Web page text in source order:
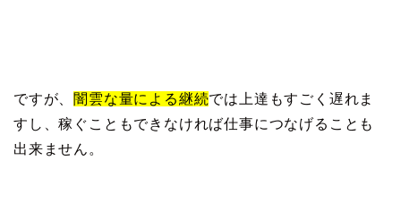
ですが、 闇雲な量による継続では上達もすごく遅れま
すし、稼ぐこともできなければ仕事につなげることも
出来ません。